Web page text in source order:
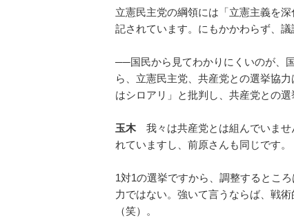
立憲民主党の綱領には「立憲主義を
記されています。にもかかわらず、
──国民から見てわかりにくいのが、
ら、立憲民主党、共産党との選挙協
はシロアリ」と批判し、共産党との
玉木我々は共産党とは組んでいませ
れていますし、前原さんも同じです。
1対1の選挙ですから、調整するとこ
力ではない。強いて言うならば、戦
（笑）。